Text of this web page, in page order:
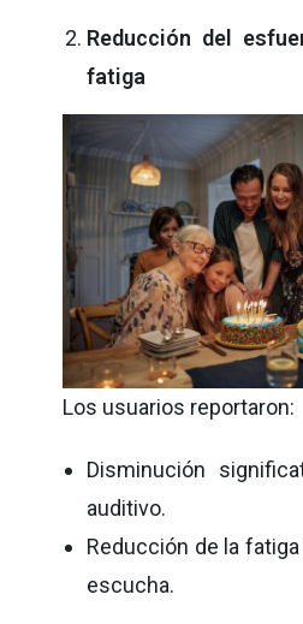
Reducción del
fatiga
Los usuarios reportaron:
Disminución
auditivo.
Reducción de la
escucha.